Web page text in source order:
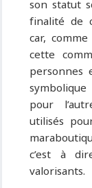
son statut
finalité de
car,
cette
personnes
pour
utilisés
c’est à
valorisants.